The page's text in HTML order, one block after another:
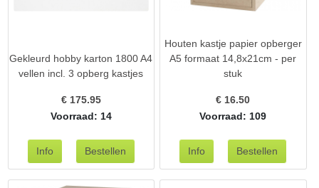
Gekleurd hobby karton 1800 A4
vellen incl. 3 opberg kastjes
€ 175.95
Voorraad: 14
Houten kastje papier opberger
A5 formaat 14,8x21cm - per
stuk
€ 16.50
Voorraad: 109